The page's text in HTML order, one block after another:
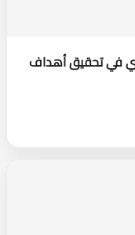
في تحقيق أهداف